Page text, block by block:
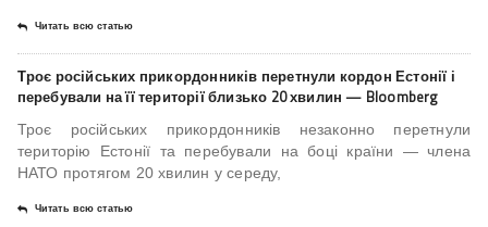
Читать всю статью
Троє російських прикордонників перетнули кордон Естонії і
перебували на її території близько 20 хвилин — Bloomberg
Троє російських прикордонників незаконно перетнули
територію Естонії та перебували на боці країни — члена
НАТО протягом 20 хвилин у середу,
Читать всю статью